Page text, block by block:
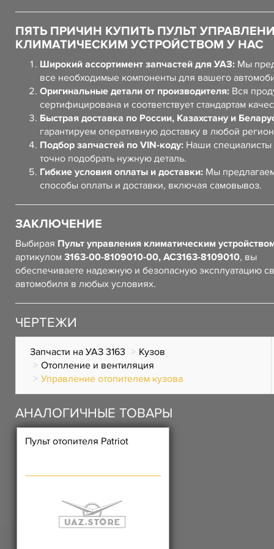
ПЯТЬ ПРИЧИН КУПИТЬ ПУЛЬТ
КЛИМАТИЧЕСКИМ УСТРОЙСТВОМ У НАС
Широкий ассортимент запчастей для УАЗ: Мы
все необходимые компоненты для вашего
Оригинальные детали от производителя: Вся
сертифицирована и соответствует стандартам
Быстрая доставка по России, Казахстану и
гарантируем оперативную доставку в любой
Подбор запчастей по VIN-коду: Наши специалисты
точно подобрать нужную деталь.
Гибкие условия оплаты и доставки: Мы
способы оплаты и доставки, включая самовывоз.
ЗАКЛЮЧЕНИЕ
Выбирая Пульт управления климатическим
артикулом 3163-00-8109010-00, АС3163-8109010, вы
обеспечиваете надежную и безопасную эксплуатацию
автомобиля в любых условиях.
ЧЕРТЕЖИ
Запчасти на УАЗ 3163
Кузов
Отопление и вентиляция
Управление отопителем кузова
АНАЛОГИЧНЫЕ ТОВАРЫ
Пульт отопителя Patriot